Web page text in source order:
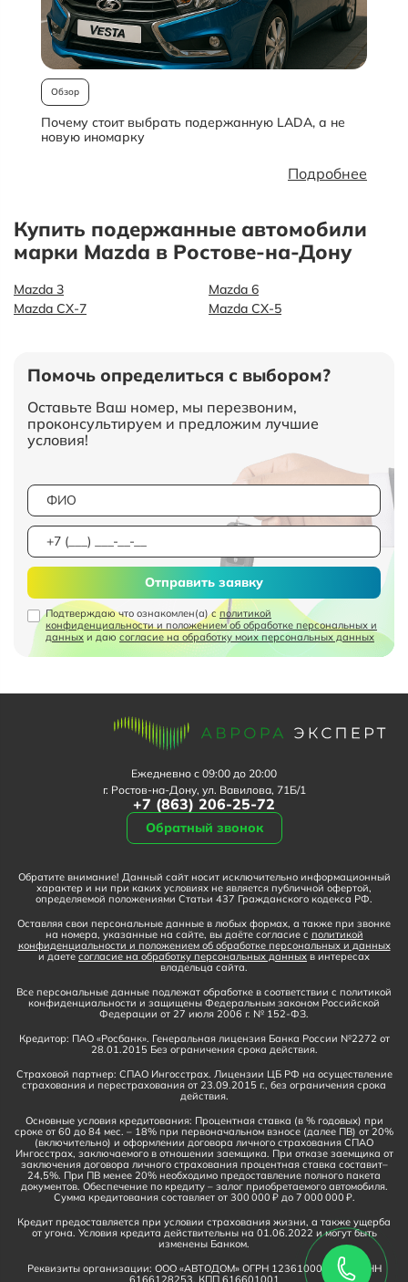
Обзор
Почему стоит выбрать подержанную LADA, а не
новую иномарку
Подробнее
Купить подержанные автомобили
марки Mazda в Ростове-на-Дону
Mazda 3
Mazda 6
Mazda CX-7
Mazda СХ-5
Помочь определиться с выбором?
Оставьте Ваш номер, мы перезвоним,
проконсультируем и предложим лучшие
условия!
Подтверждаю что ознакомлен(а) сполитикой
конфиденциальности и положением об обработке персональных и
данных и даю согласие на обработку моих персональных данных
Отправить заявку
Ежедневно с 09:00 до 20:00
г. Ростов-на-Дону, ул. Вавилова, 71Б/1
+7 (863) 206-25-72
Обратный звонок
Обратите внимание! Данный сайт носит исключительно информационный
характер и ни при каких условиях не является публичной офертой,
определяемой положениями Статьи 437 Гражданского кодекса РФ.
Оставляя свои персональные данные в любых формах, а также при звонке
на номера, указанные на сайте, вы даёте согласие с политикой
конфиденциальности и положением об обработке персональных и данных
и даете согласие на обработку персональных данных в интересах
владельца сайта.
Все персональные данные подлежат обработке в соответствии с политикой
конфиденциальности и защищены Федеральным законом Российской
Федерации от 27 июля 2006 г. № 152-ФЗ.
Кредитор: ПАО «Росбанк». Генеральная лицензия Банка России №2272 от
28.01.2015 Без ограничения срока действия.
Страховой партнер: СПАО Ингосстрах. Лицензии ЦБ РФ на осуществление
страхования и перестрахования от 23.09.2015 г., без ограничения срока
действия.
Основные условия кредитования: Процентная ставка (в % годовых) при
сроке от 60 до 84 мес. – 18% при первоначальном взносе (далее ПВ) от 20%
(включительно) и оформлении договора личного страхования СПАО
Ингосстрах, заключаемого в отношении заемщика. При отказе заемщика от
заключения договора личного страхования процентная ставка составит–
24,5%. При ПВ менее 20% необходимо предоставление полного пакета
документов. Обеспечение по кредиту – залог приобретаемого автомобиля.
Сумма кредитования составляет от 300 000 ₽ до 7 000 000 ₽.
Кредит предоставляется при условии страхования жизни, а также ущерба
от угона. Условия кредита действительны на 01.06.2022 и могут быть
изменены Банком.
Реквизиты организации: ООО «АВТОДОМ» ОГРН 1236100016910, ИНН